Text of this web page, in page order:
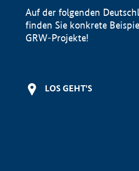
Auf der folgenden
finden Sie konkrete
GRW-Projekte!
LOS GEHT'S